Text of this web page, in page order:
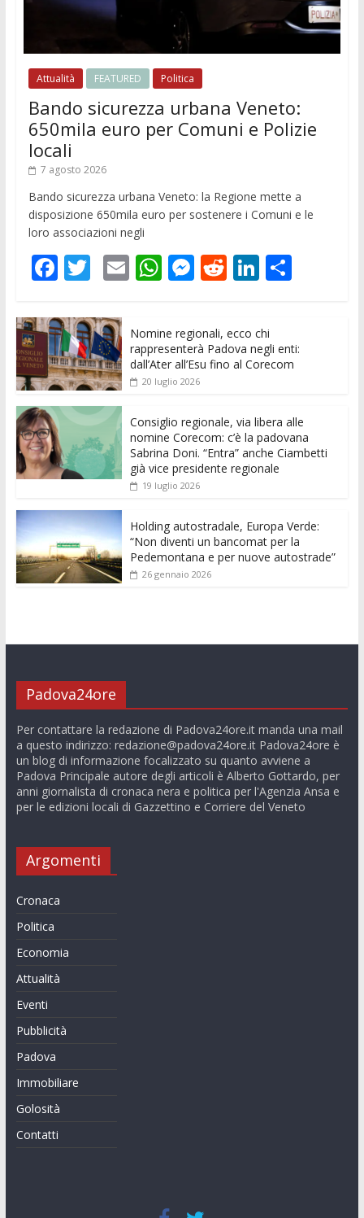
Attualità FEATURED Politica
Bando sicurezza urbana Veneto:
650mila euro per Comuni e Polizie
locali
7 agosto 2026
Bando sicurezza urbana Veneto: la Regione mette a
disposizione 650mila euro per sostenere i Comuni e le
loro associazioni negli
F
e
b
o
o
k
T
itt
er
E
l
W
s
A
p
p
M
ss
e
n
er
R
di
t
Li
k
e
dI
C
di
vi
Nomine regionali, ecco chi
rappresenterà Padova negli enti:
dall’Ater all’Esu fino al Corecom
20 luglio 2026
Consiglio regionale, via libera alle
nomine Corecom: c’è la padovana
Sabrina Doni. “Entra” anche Ciambetti
già vice presidente regionale
19 luglio 2026
Holding autostradale, Europa Verde:
“Non diventi un bancomat per la
Pedemontana e per nuove autostrade”
26 gennaio 2026
Padova24ore
Per contattare la redazione di Padova24ore.it manda una mail
a questo indirizzo: redazione@padova24ore.itPadova24ore è
un blog di informazione focalizzato su quanto avviene a
Padova Principale autore degli articoli è Alberto Gottardo, per
anni giornalista di cronaca nera e politica per l'Agenzia Ansa e
per le edizioni locali di Gazzettino e Corriere del Veneto
Argomenti
Cronaca
Politica
Economia
Attualità
Eventi
Pubblicità
Padova
Immobiliare
Golosità
Contatti